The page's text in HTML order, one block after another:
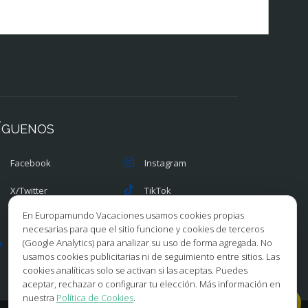
Facebook
X/Twitter
Blog
Opiniones
Instagram
TikTok
Youtube
Pinterest
En Europamundo Vacaciones usamos cookies propias
necesarias para que el sitio funcione y cookies de terceros
(Google Analytics) para analizar su uso de forma agregada. No
usamos cookies publicitarias ni de seguimiento entre sitios. Las
cookies analíticas solo se activan si las aceptas. Puedes
aceptar, rechazar o configurar tu elección. Más información en
nuestra Política de Cookies.